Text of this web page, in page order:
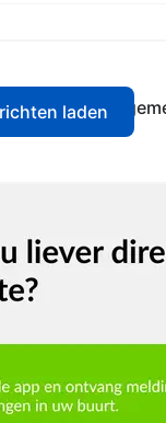
laden